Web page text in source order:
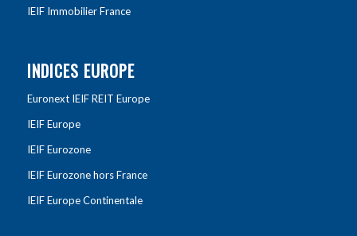
IEIF Immobilier France
INDICES EUROPE
Euronext IEIF REIT Europe
IEIF Europe
IEIF Eurozone
IEIF Eurozone hors France
IEIF Europe Continentale